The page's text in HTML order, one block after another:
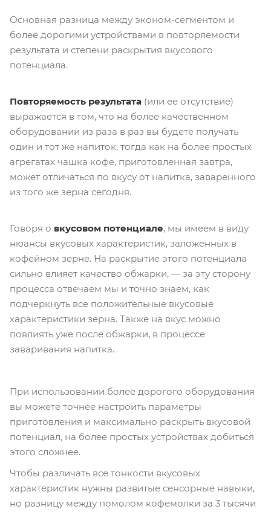
Основная разница между эконом-сегментом и
более дорогими устройствами в повторяемости
результата и степени раскрытия вкусового
потенциала.
Повторяемость результата (или ее отсутствие)
выражается в том, что на более качественном
оборудовании из раза в раз вы будете получать
один и тот же напиток, тогда как на более простых
агрегатах чашка кофе, приготовленная завтра,
может отличаться по вкусу от напитка, заваренного
из того же зерна сегодня.
Говоря о вкусовом потенциале, мы имеем в виду
нюансы вкусовых характеристик, заложенных в
кофейном зерне. На раскрытие этого потенциала
сильно влияет качество обжарки, — за эту сторону
процесса отвечаем мы и точно знаем, как
подчеркнуть все положительные вкусовые
характеристики зерна. Также на вкус можно
повлиять уже после обжарки, в процессе
заваривания напитка.
При использовании более дорогого оборудования
вы можете точнее настроить параметры
приготовления и максимально раскрыть вкусовой
потенциал, на более простых устройствах добиться
этого сложнее.
Чтобы различать все тонкости вкусовых
характеристик нужны развитые сенсорные навыки,
но разницу между помолом кофемолки за 3 тысячи